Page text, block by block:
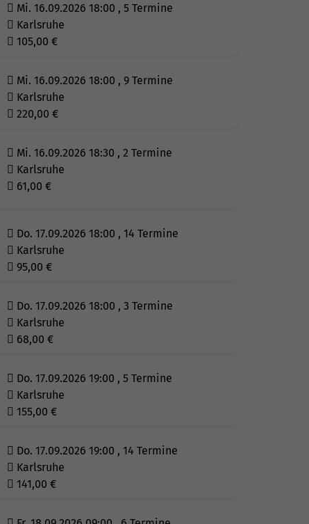
Mi. 16.09.2026 18:00 , 5 Termine
Karlsruhe
105,00 €
Mi. 16.09.2026 18:00 , 9 Termine
Karlsruhe
220,00 €
Mi. 16.09.2026 18:30 , 2 Termine
Karlsruhe
61,00 €
Do. 17.09.2026 18:00 , 14 Termine
Karlsruhe
95,00 €
Do. 17.09.2026 18:00 , 3 Termine
Karlsruhe
68,00 €
Do. 17.09.2026 19:00 , 5 Termine
Karlsruhe
155,00 €
Do. 17.09.2026 19:00 , 14 Termine
Karlsruhe
141,00 €